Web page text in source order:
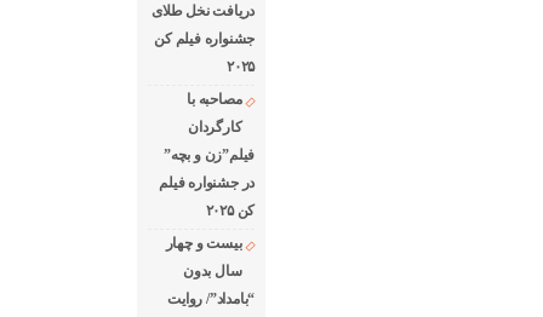
دریافت نخل طلای
جشنواره فیلم کن
۲۰۲۵
مصاحبه با
کارگردان
فیلم”زن و بچه”
در جشنواره فیلم
کن ۲۰۲۵
بیست و چهار
سال بدون
“بامداد”/ روایت